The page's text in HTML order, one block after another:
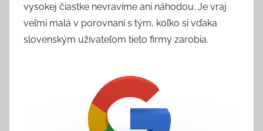
vysokej čiastke nevravíme ani náhodou. Je vraj
veľmi malá v porovnaní s tým, koľko si vďaka
slovenským užívateľom tieto firmy zarobia.